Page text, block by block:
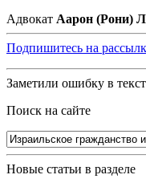
Адвокат Аарон (Рони)
Подпишитесь на
Заметили ошибку в
Поиск на сайте
Новые статьи в разделе